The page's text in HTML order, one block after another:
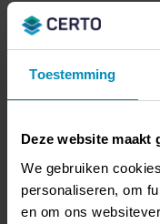
Toestemming
Deze website maakt
We gebruiken
personaliseren, om
en om ons
Je pvc-vloer
allesreiniger. Er
Gebruik liever een
maken. De zeep
strepen of een waas